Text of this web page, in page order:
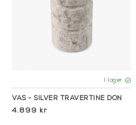
I lager
VAS - SILVER TRAVERTINE DON
4.899 kr